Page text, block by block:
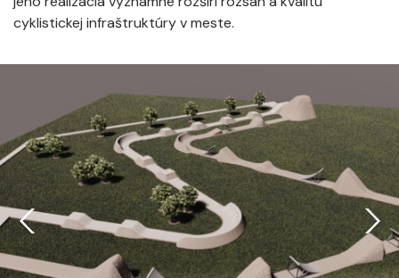
cyklistickej infraštruktúry v meste.